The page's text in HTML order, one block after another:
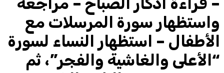
واستظهار سورة المرسلات مع
الأطفال – استظهار النساء لسورة
“الأعلى والغاشية والفجر”، ثم